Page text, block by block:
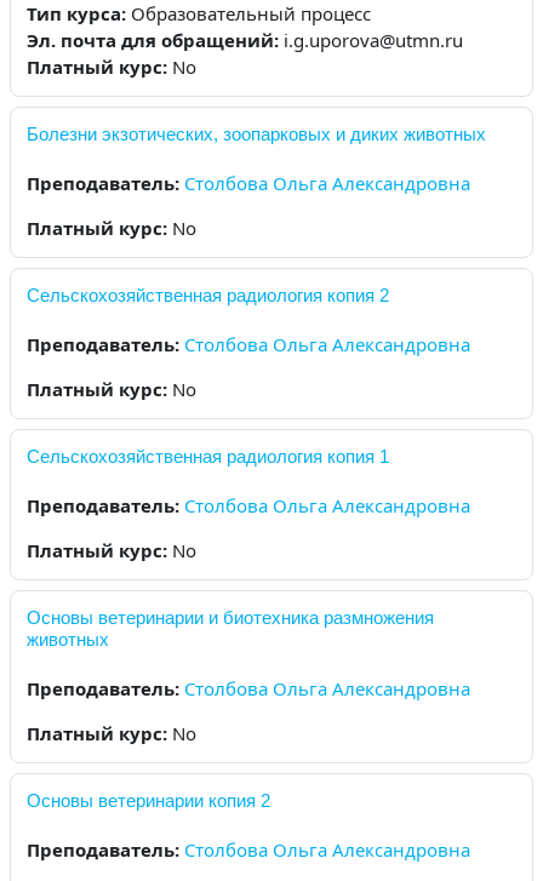
Тип курса: Образовательный процесс
Эл. почта для обращений: i.g.uporova@utmn.ru
Платный курс: No
Болезни экзотических, зоопарковых и диких животных
Преподаватель: Столбова Ольга Александровна
Платный курс: No
Сельскохозяйственная радиология копия 2
Преподаватель: Столбова Ольга Александровна
Платный курс: No
Сельскохозяйственная радиология копия 1
Преподаватель: Столбова Ольга Александровна
Платный курс: No
Основы ветеринарии и биотехника размножения
животных
Преподаватель: Столбова Ольга Александровна
Платный курс: No
Основы ветеринарии копия 2
Преподаватель: Столбова Ольга Александровна